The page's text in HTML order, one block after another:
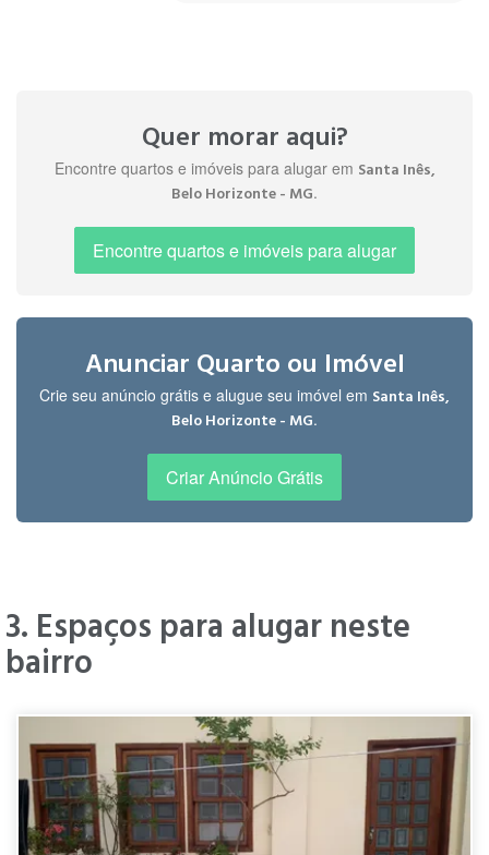
Quer morar aqui?
Encontre quartos e imóveis para alugar em Santa Inês,
Belo Horizonte - MG.
Encontre quartos e imóveis para alugar
Anunciar Quarto ou Imóvel
Crie seu anúncio grátis e alugue seu imóvel em Santa Inês,
Belo Horizonte - MG.
Criar Anúncio Grátis
3. Espaços para alugar neste
bairro